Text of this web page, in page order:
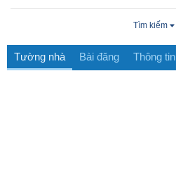
Tìm kiếm
Tường nhà Bài đăng Thông tin